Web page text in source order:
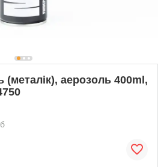
аерозоль 400ml,